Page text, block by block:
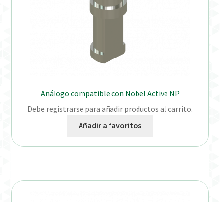
Análogo compatible con Nobel Active NP
Debe registrarse para añadir productos al carrito.
Añadir a favoritos